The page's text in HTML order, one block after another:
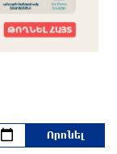
4 ժամ առաջ
են փոխել